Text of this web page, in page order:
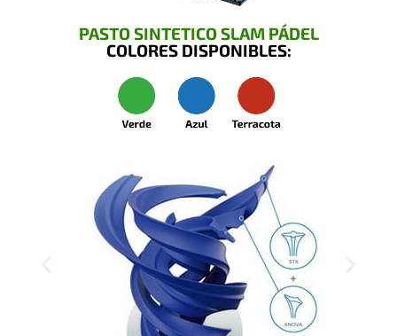
PASTO SINTETICO SLAM PÁDEL
COLORES DISPONIBLES: